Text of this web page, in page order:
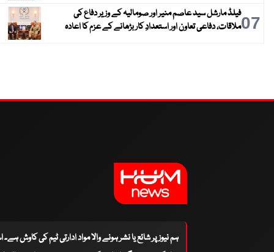
07فیلڈ مارشل سید عاصم منیر اور صومالیہ کے وزیر دفاع کی
ملاقات، دفاعی تعاون اور استعدادِ کار بڑھانے کے عزم کا اعادہ
ہم نیوز پر شائع یا نشر ہونے والا مواد ادارتی ٹیم کی کاوش